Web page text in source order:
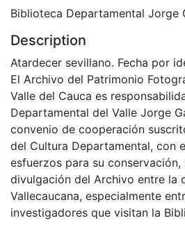
Biblioteca Departamental Jorge
Description
Atardecer sevillano. Fecha por
El Archivo del Patrimonio
Valle del Cauca es
Departamental del Valle Jorge
convenio de cooperación
del Cultura Departamental, con
esfuerzos para su
divulgación del Archivo entre la
Vallecaucana, especialmente
investigadores que visitan la